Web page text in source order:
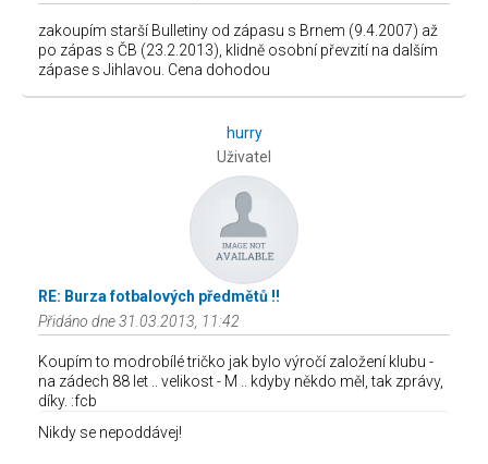
zakoupím starší Bulletiny od zápasu s Brnem (9.4.2007) až
po zápas s ČB (23.2.2013), klidně osobní převzití na dalším
zápase s Jihlavou. Cena dohodou
hurry
Uživatel
RE: Burza fotbalových předmětů !!
Přidáno dne 31.03.2013, 11:42
Koupím to modrobílé tričko jak bylo výročí založení klubu -
na zádech 88 let .. velikost - M .. kdyby někdo měl, tak zprávy,
díky. :fcb
Nikdy se nepoddávej!